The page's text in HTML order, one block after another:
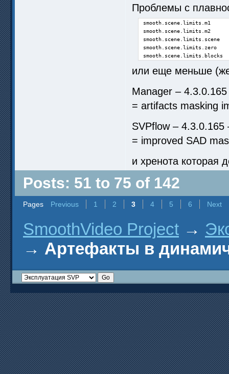
Проблемы с
smooth.scene.limits.m1
smooth.scene.limits.m2
smooth.scene.limits.scene
smooth.scene.limits.zero
или еще меньше
Manager –
= artifacts masking
SVPflow – 4.3.0.165
= improved SAD
и хренота которая
Posts: 51 to 75 of 142
Pages Previous 1 2 3 4 5 6 Next
SmoothVideo Project →
→ Артефакты в